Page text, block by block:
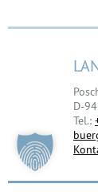
D-
Tel.: